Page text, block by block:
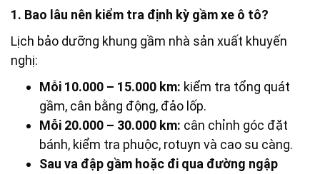
1. Bao lâu nên kiểm tra định kỳ gầm xe ô tô?
Lịch bảo dưỡng khung gầm nhà sản xuất khuyến
nghị:
Mỗi 10.000 – 15.000 km: kiểm tra tổng quát
gầm, cân bằng động, đảo lốp.
Mỗi 20.000 – 30.000 km: cân chỉnh góc đặt
bánh, kiểm tra phuộc, rotuyn và cao su càng.
Sau va đập gầm hoặc đi qua đường ngập